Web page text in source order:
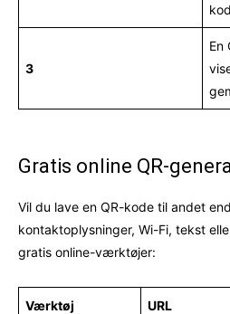
3
En
Gratis online QR-
Vil du lave en QR-kode til andet
kontaktoplysninger, Wi-Fi, tekst
gratis online-værktøjer:
Værktøj URL